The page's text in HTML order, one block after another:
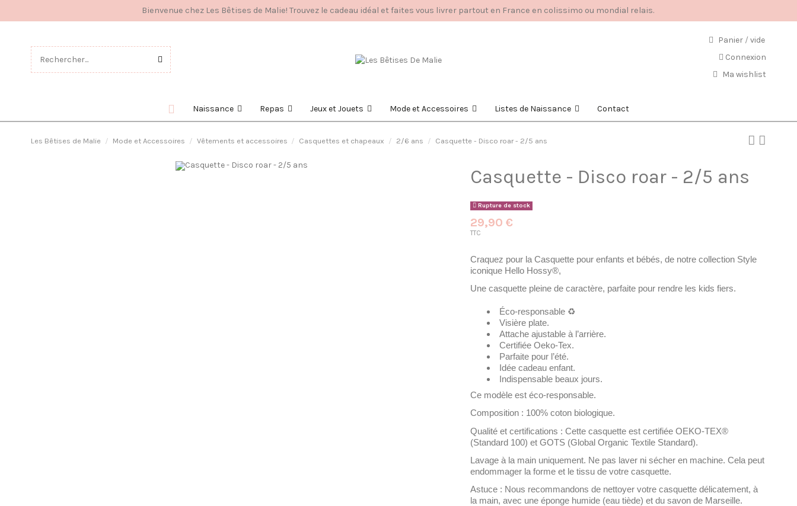
Bienvenue chez Les Bêtises de Malie! Trouvez le cadeau idéal et faites vous livrer partout en France en colissimo ou mondial relais.
Panier / vide
Connexion
Ma wishlist
Naissance Repas Jeux et Jouets Mode et Accessoires Listes de Naissance Contact
Les Bêtises de Malie Mode et Accessoires Vêtements et accessoires Casquettes et chapeaux 2/6 ans Casquette - Disco roar - 2/5 ans
Casquette - Disco roar - 2/5 ans
Rupture de stock
29,90 €
TTC
Craquez pour la Casquette pour enfants et bébés, de notre collection Style
iconique Hello Hossy®,
Une casquette pleine de caractère, parfaite pour rendre les kids fiers.
Éco-responsable ♻️
Visière plate.
Attache ajustable à l’arrière.
Certifiée Oeko-Tex.
Parfaite pour l’été.
Idée cadeau enfant.
Indispensable beaux jours.
Ce modèle est éco-responsable.
Composition: 100% coton biologique.
Qualité et certifications : Cette casquette est certifiée OEKO-TEX®
(Standard 100) et GOTS (Global Organic Textile Standard).
Lavage à la main uniquement. Ne pas laver ni sécher en machine. Cela peut
endommager la forme et le tissu de votre casquette.
Astuce : Nous recommandons de nettoyer votre casquette délicatement, à
la main, avec une éponge humide (eau tiède) et du savon de Marseille.